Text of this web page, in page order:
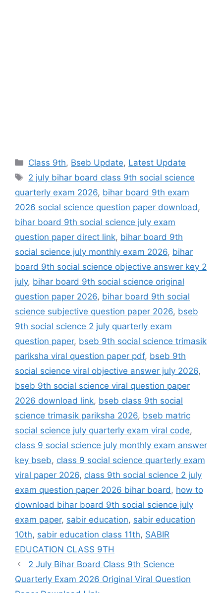
Categories
Class 9th, Bseb Update, Latest Update
Tags
2 july bihar board class 9th social science
quarterly exam 2026, bihar board 9th exam
2026 social science question paper download ,
bihar board 9th social science july exam
question paper direct link, bihar board 9th
social science july monthly exam 2026, bihar
board 9th social science objective answer key 2
july, bihar board 9th social science original
question paper 2026, bihar board 9th social
science subjective question paper 2026, bseb
9th social science 2 july quarterly exam
question paper, bseb 9th social science trimasik
pariksha viral question paper pdf, bseb 9th
social science viral objective answer july 2026,
bseb 9th social science viral question paper
2026 download link, bseb class 9th social
science trimasik pariksha 2026, bseb matric
social science july quarterly exam viral code,
class 9 social science july monthly exam answer
key bseb, class 9 social science quarterly exam
viral paper 2026, class 9th social science 2 july
exam question paper 2026 bihar board , how to
download bihar board 9th social science july
exam paper, sabir education, sabir education
10th, sabir education class 11th, SABIR
EDUCATION CLASS 9TH
2 July Bihar Board Class 9th Science
Quarterly Exam 2026 Original Viral Question